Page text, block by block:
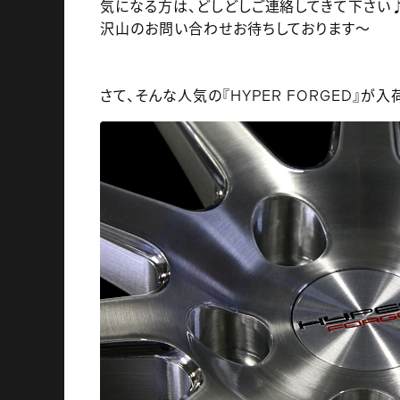
気になる方は、どしどしご連絡してきて下さ
沢山のお問い合わせお待ちしております～
さて、そんな人気の『HYPER FORGED』が